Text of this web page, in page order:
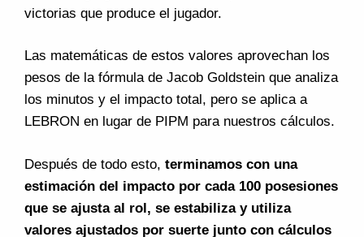
victorias que produce el jugador.
Las matemáticas de estos valores aprovechan los
pesos de la fórmula de Jacob Goldstein que analiza
los minutos y el impacto total, pero se aplica a
LEBRON en lugar de PIPM para nuestros cálculos.
Después de todo esto, terminamos con una
estimación del impacto por cada 100 posesiones
que se ajusta al rol, se estabiliza y utiliza
valores ajustados por suerte junto con cálculos